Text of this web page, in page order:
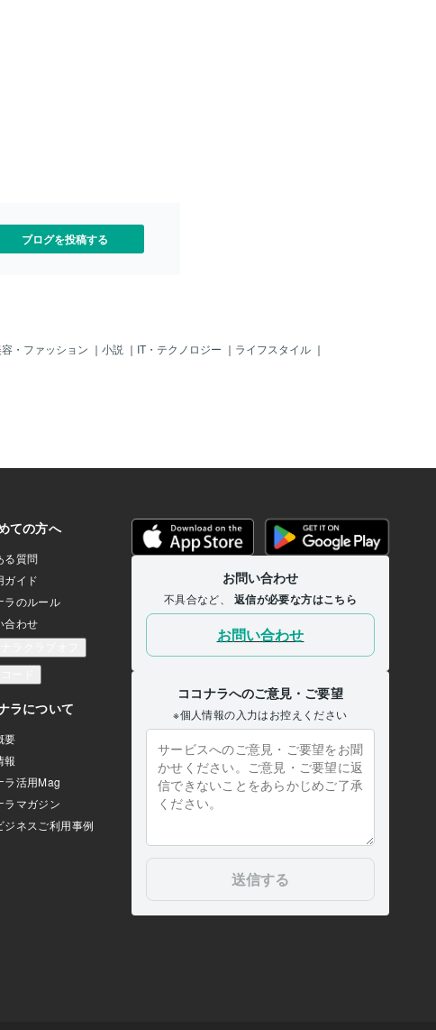
ブログを投稿する
・ファッション ｜ 小説 ｜ IT・テクノロジー ｜ ライフスタイル ｜